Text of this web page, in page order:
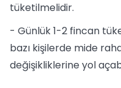
tüketilmelidir.
- Günlük 1-2 fincan
bazı kişilerde mide
değişikliklerine yol